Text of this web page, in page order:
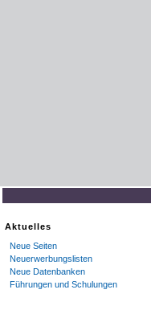
Aktuelles
Neue Seiten
Neuerwerbungslisten
Neue Datenbanken
Führungen und Schulungen